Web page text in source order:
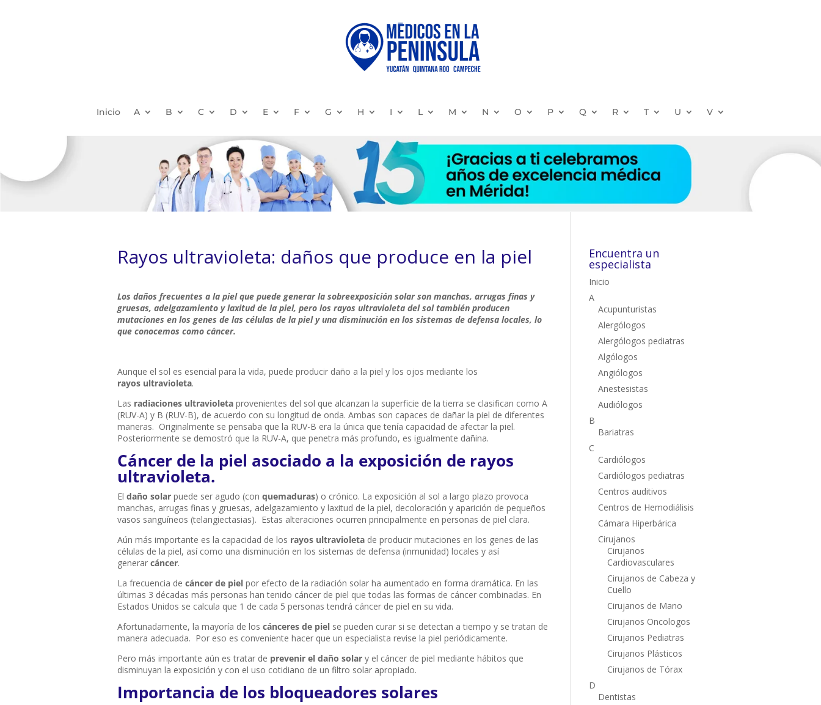
Inicio A B C D E F G H I L M N O P Q R T U V
Rayos ultravioleta: daños que produce en la piel
Los daños frecuentes a la piel que puede generar la sobreexposición solar son manchas, arrugas finas y
gruesas, adelgazamiento y laxitud de la piel, pero los rayos ultravioleta del sol también producen
mutaciones en los genes de las células de la piel y una disminución en los sistemas de defensa locales, lo
que conocemos como cáncer.
Aunque el sol es esencial para la vida, puede producir daño a la piel y los ojos mediante los
rayos ultravioleta.
Las radiaciones ultravioleta provenientes del sol que alcanzan la superficie de la tierra se clasifican como A
(RUV-A) y B (RUV-B), de acuerdo con su longitud de onda. Ambas son capaces de dañar la piel de diferentes
maneras. Originalmente se pensaba que la RUV-B era la única que tenía capacidad de afectar la piel.
Posteriormente se demostró que la RUV-A, que penetra más profundo, es igualmente dañina.
Cáncer de la piel asociado a la exposición de rayos
ultravioleta.
El daño solar puede ser agudo (con quemaduras) o crónico. La exposición al sol a largo plazo provoca
manchas, arrugas finas y gruesas, adelgazamiento y laxitud de la piel, decoloración y aparición de pequeños
vasos sanguíneos (telangiectasias). Estas alteraciones ocurren principalmente en personas de piel clara.
Aún más importante es la capacidad de los rayos ultravioleta de producir mutaciones en los genes de las
células de la piel, así como una disminución en los sistemas de defensa (inmunidad) locales y así
generar cáncer.
La frecuencia de cáncer de piel por efecto de la radiación solar ha aumentado en forma dramática. En las
últimas 3 décadas más personas han tenido cáncer de piel que todas las formas de cáncer combinadas. En
Estados Unidos se calcula que 1 de cada 5 personas tendrá cáncer de piel en su vida.
Afortunadamente, la mayoría de los cánceres de piel se pueden curar si se detectan a tiempo y se tratan de
manera adecuada. Por eso es conveniente hacer que un especialista revise la piel periódicamente.
Pero más importante aún es tratar de prevenir el daño solar y el cáncer de piel mediante hábitos que
disminuyan la exposición y con el uso cotidiano de un filtro solar apropiado.
Importancia de los bloqueadores solares
Encuentra un
especialista
Inicio
A
Acupunturistas
Alergólogos
Alergólogos pediatras
Algólogos
Angiólogos
Anestesistas
Audiólogos
B
Bariatras
C
Cardiólogos
Cardiólogos pediatras
Centros auditivos
Centros de Hemodiálisis
Cámara Hiperbárica
Cirujanos
Cirujanos
Cardiovasculares
Cirujanos de Cabeza y
Cuello
Cirujanos de Mano
Cirujanos Oncologos
Cirujanos Pediatras
Cirujanos Plásticos
Cirujanos de Tórax
D
Dentistas